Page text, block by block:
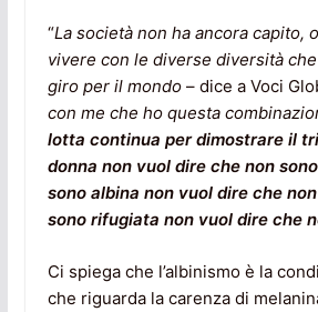
“La società non ha ancora capito,
vivere con le diverse diversità
giro per il mondo – dice a Voci
con me che ho questa
lotta continua per dimostrare il
donna non vuol dire che non
sono albina non vuol dire che
sono rifugiata non vuol dire che
Ci spiega che l’albinismo è la
che riguarda la carenza di